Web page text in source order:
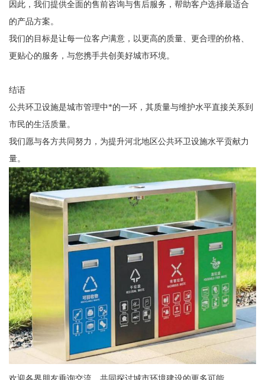
因此，我们提供全面的售前咨询与售后服务，帮助客户选择最适合
的产品方案。
我们的目标是让每一位客户满意，以更高的质量、更合理的价格、
更贴心的服务，与您携手共创美好城市环境。
结语
公共环卫设施是城市管理中*的一环，其质量与维护水平直接关系到
市民的生活质量。
我们愿与各方共同努力，为提升河北地区公共环卫设施水平贡献力
量。
欢迎各界朋友垂询交流，共同探讨城市环境建设的更多可能。